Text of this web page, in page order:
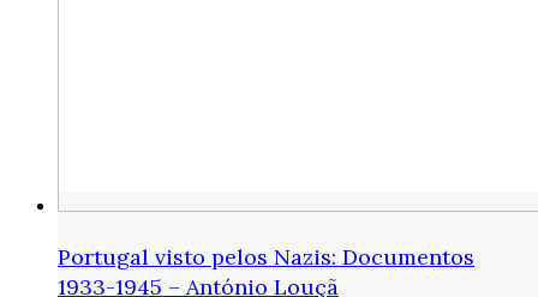
Portugal visto pelos Nazis: Documentos
1933-1945 – António Louçã